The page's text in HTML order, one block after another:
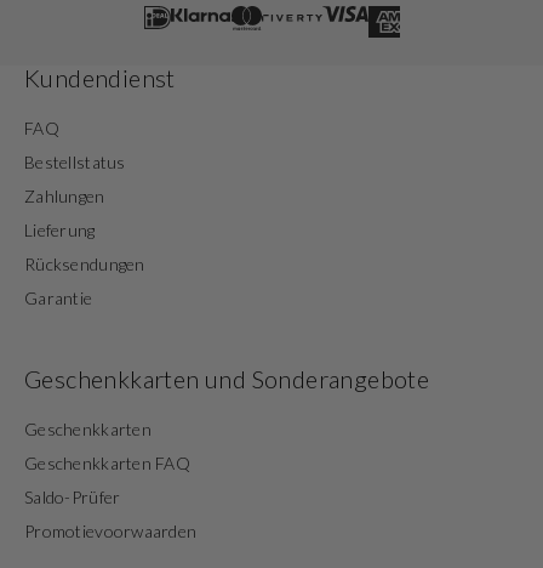
Kundendienst
FAQ
Bestellstatus
Zahlungen
Lieferung
Rücksendungen
Garantie
Geschenkkarten und Sonderangebote
Geschenkkarten
Geschenkkarten FAQ
Saldo-Prüfer
Promotievoorwaarden